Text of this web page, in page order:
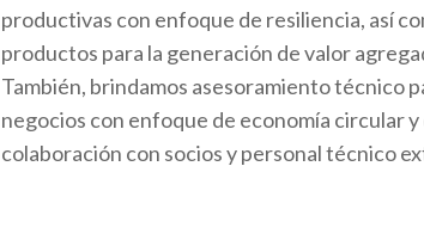
productivas con enfoque de resiliencia, así
productos para la generación de valor
También, brindamos asesoramiento técnico
negocios con enfoque de economía circular
colaboración con socios y personal técnico